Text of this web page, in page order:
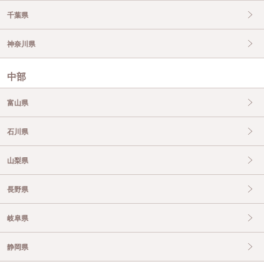
千葉県
神奈川県
中部
富山県
石川県
山梨県
長野県
岐阜県
静岡県